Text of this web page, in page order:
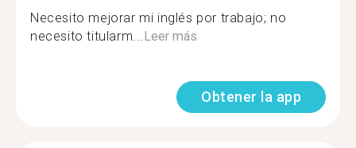
Necesito mejorar mi inglés por trabajo; no
necesito titularm... Leer más
Obtener la app